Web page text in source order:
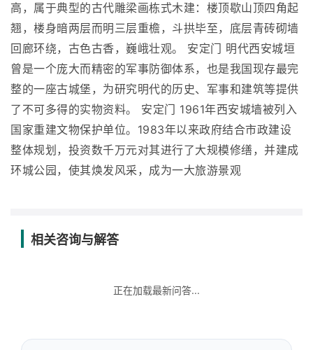
高，属于典型的古代雕梁画栋式木建：楼顶歇山顶四角起
翘，楼身暗两层而明三层重檐，斗拱毕至，底层青砖砌墙
回廊环绕，古色古香，巍峨壮观。 安定门 明代西安城垣
曾是一个庞大而精密的军事防御体系，也是我国现存最完
整的一座古城堡，为研究明代的历史、军事和建筑等提供
了不可多得的实物资料。 安定门 1961年西安城墙被列入
国家重建文物保护单位。1983年以来政府结合市政建设
整体规划，投资数千万元对其进行了大规模修缮，并建成
环城公园，使其焕发风采，成为一大旅游景观
相关咨询与解答
正在加载最新问答...